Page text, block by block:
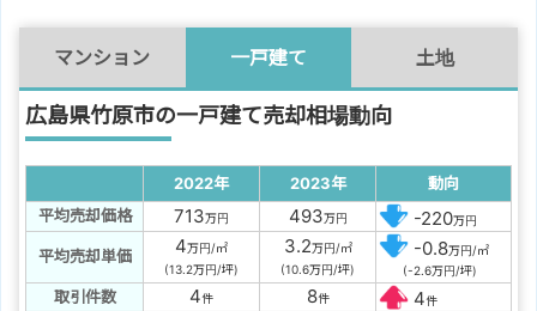
マンション 一戸建て 土地
広島県竹原市の一戸建て売却相場動向
2022年 2023年
動向
平均売却価格
713万円 493万円 -220万円
平均売却単価 4万円/㎡
(13.2万円/坪)
3.2万円/㎡
(10.6万円/坪)
-0.8万円/㎡
(-2.6万円/坪)
取引件数 4件 8件 4件